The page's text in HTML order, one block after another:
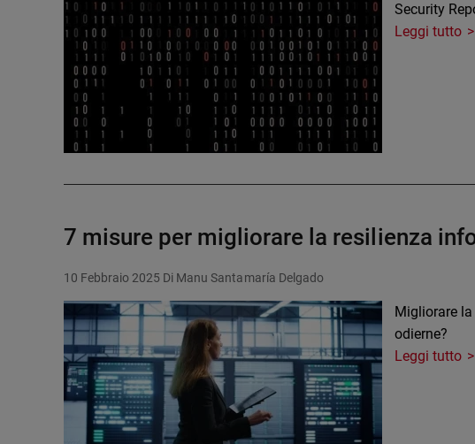
Security
Leggi tutto
7 misure per migliorare la resilienza
10 Febbraio 2025 Di Manu Santamaría Delgado
Migliorare
odierne?
Leggi tutto